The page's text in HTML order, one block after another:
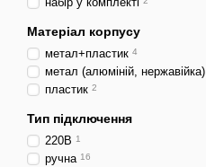
Матеріал корпусу
метал+пластик 4
метал (алюміній, нержавійка)
пластик 2
Тип підключення
220В 1
ручна 16